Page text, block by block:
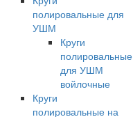
полировальные для
УШМ
Круги
полировальные
для УШМ
войлочные
Круги
полировальные на